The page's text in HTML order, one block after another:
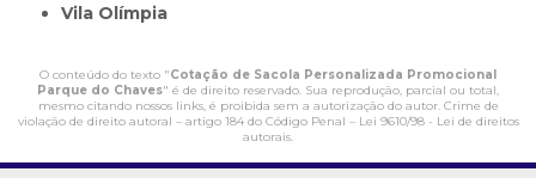
Vila Olímpia
O conteúdo do texto "Cotação de Sacola Personalizada Promocional
Parque do Chaves" é de direito reservado. Sua reprodução, parcial ou total,
mesmo citando nossos links, é proibida sem a autorização do autor. Crime de
violação de direito autoral – artigo 184 do Código Penal – Lei 9610/98 - Lei de direitos
autorais.